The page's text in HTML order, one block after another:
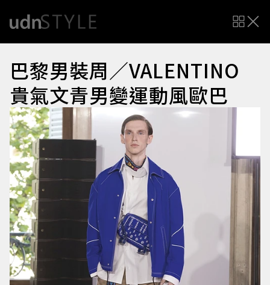
巴黎男裝周／VALENTINO
貴氣文青男變運動風歐巴